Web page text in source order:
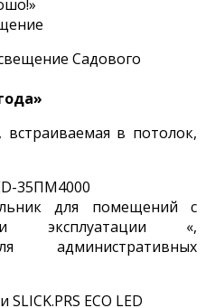
Садового
встраиваемая в потолок,
35ПМ4000
для помещений с
эксплуатации «,
административных
ECO LED